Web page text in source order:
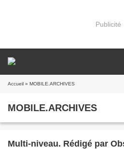
Publicité
Accueil » MOBILE.ARCHIVES
MOBILE.ARCHIVES
Multi-niveau. Rédigé par